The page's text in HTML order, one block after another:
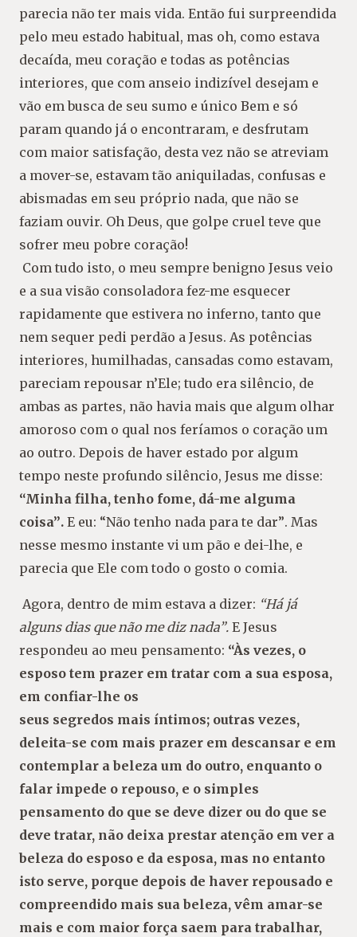
parecia não ter mais vida. Então fui surpreendida
pelo meu estado habitual, mas oh, como estava
decaída, meu coração e todas as potências
interiores, que com anseio indizível desejam e
vão em busca de seu sumo e único Bem e só
param quando já o encontraram, e desfrutam
com maior satisfação, desta vez não se atreviam
a mover-se, estavam tão aniquiladas, confusas e
abismadas em seu próprio nada, que não se
faziam ouvir. Oh Deus, que golpe cruel teve que
sofrer meu pobre coração!
Com tudo isto, o meu sempre benigno Jesus veio
e a sua visão consoladora fez-me esquecer
rapidamente que estivera no inferno, tanto que
nem sequer pedi perdão a Jesus. As potências
interiores, humilhadas, cansadas como estavam,
pareciam repousar n’Ele; tudo era silêncio, de
ambas as partes, não havia mais que algum olhar
amoroso com o qual nos feríamos o coração um
ao outro. Depois de haver estado por algum
tempo neste profundo silêncio, Jesus me disse:
“Minha filha, tenho fome, dá-me alguma
coisa”. E eu: “Não tenho nada para te dar”. Mas
nesse mesmo instante vi um pão e dei-lhe, e
parecia que Ele com todo o gosto o comia.
Agora, dentro de mim estava a dizer: “Há já
alguns dias que não me diz nada”. E Jesus
respondeu ao meu pensamento: “Às vezes, o
esposo tem prazer em tratar com a sua esposa,
em confiar-lhe os
seus segredos mais íntimos; outras vezes,
deleita-se com mais prazer em descansar e em
contemplar a beleza um do outro, enquanto o
falar impede o repouso, e o simples
pensamento do que se deve dizer ou do que se
deve tratar, não deixa prestar atenção em ver a
beleza do esposo e da esposa, mas no entanto
isto serve, porque depois de haver repousado e
compreendido mais sua beleza, vêm amar-se
mais e com maior força saem para trabalhar,